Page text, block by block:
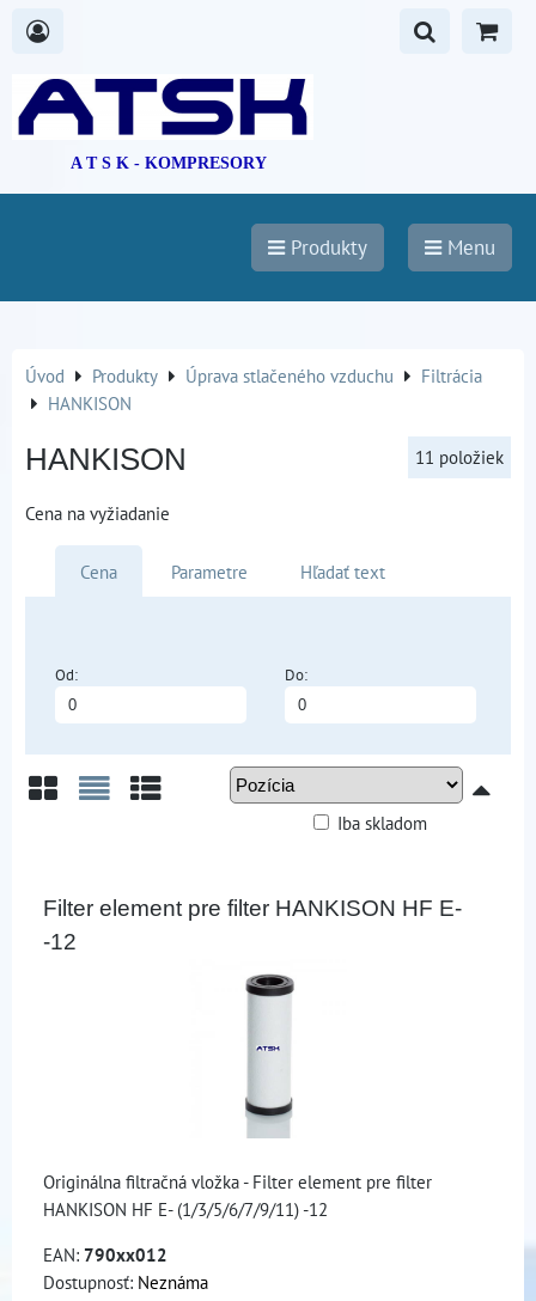
A T S K - KOMPRESORY
Produkty Menu
Úvod Produkty Úprava stlačeného vzduchu
Filtrácia
HANKISON
HANKISON 11 položiek
Cena na vyžiadanie
Cena Parametre Hľadať text
Od: Do:
Iba skladom
Filter element pre filter HANKISON HF E-
-12
Originálna filtračná vložka - Filter element pre filter
HANKISON HF E- (1/3/5/6/7/9/11) -12
EAN: 790xx012
Dostupnosť: Neznáma